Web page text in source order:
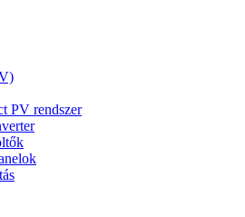
PV rendszer